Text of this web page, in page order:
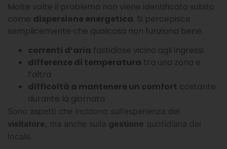
Molte volte il problema non viene identificato subito
come dispersione energetica. Si percepisce
semplicemente che qualcosa non funziona bene.
correnti d’aria fastidiose vicino agli ingressi
differenze di temperatura tra una zona e
l’altra
difficoltà a mantenere un comfort costante
durante la giornata
Sono aspetti che incidono sull’esperienza del
visitatore, ma anche sulla gestione quotidiana del
locale.